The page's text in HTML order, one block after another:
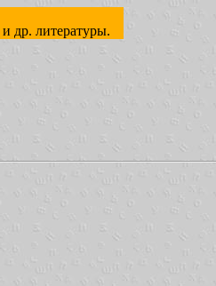
и др. литературы.